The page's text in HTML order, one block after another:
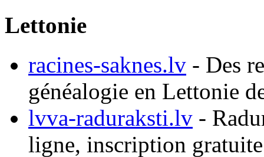
Lettonie
racines-saknes.lv - Des
généalogie en Lettonie
lvva-raduraksti.lv -
ligne, inscription